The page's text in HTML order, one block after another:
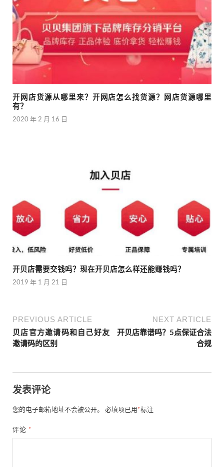
开网店货源从哪里来？开网店怎么找货源？网店货源哪里
有？
2020 年 2 月 16 日
开贝店需要交钱吗？现在开贝店怎么样还能赚钱吗？
2019 年 1 月 21 日
PREVIOUS ARTICLE
贝店官方邀请码和自己好友
邀请码的区别
NEXT ARTICLE
开贝店靠谱吗？5点保证合法
合规
发表评论
您的电子邮箱地址不会被公开。 必填项已用 *标注
评论 *